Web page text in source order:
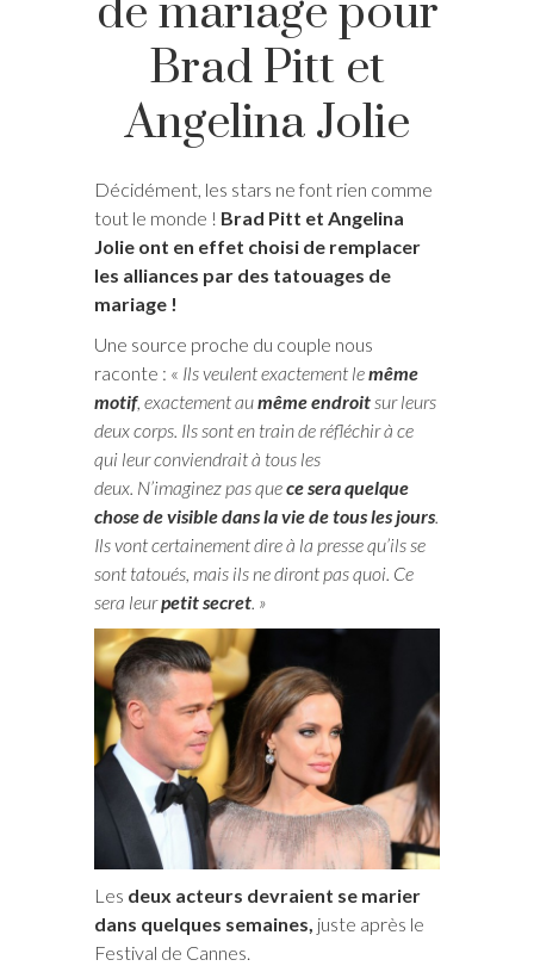
de mariage pour
Brad Pitt et
Angelina Jolie
Décidément, les stars ne font rien comme
tout le monde ! Brad Pitt et Angelina
Jolie ont en effet choisi de remplacer
les alliances par des tatouages de
mariage !
Une source proche du couple nous
raconte : « Ils veulent exactement lemême
motif, exactement aumême endroitsur leurs
deux corps. Ils sont en train de réfléchir à ce
qui leur conviendrait à tous les
deux. N’imaginez pas quece sera quelque
chose de visible dans la vie de tous les jours.
Ils vont certainement dire à la presse qu’ils se
sont tatoués, mais ils ne diront pas quoi. Ce
sera leurpetit secret. »
Les deux acteurs devraient se marier
dans quelques semaines, juste après le
Festival de Cannes.